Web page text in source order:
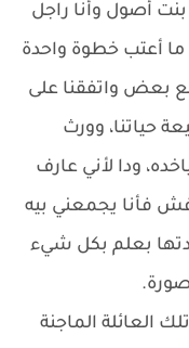
أصول وأنا راجل
أعتب خطوة واحدة
مع بعض واتفقنا على
حياتنا، وورث
ودا لأني عارف
فأنا يجمعني بيه
بعلم بكل شيء
العائلة الماجنة